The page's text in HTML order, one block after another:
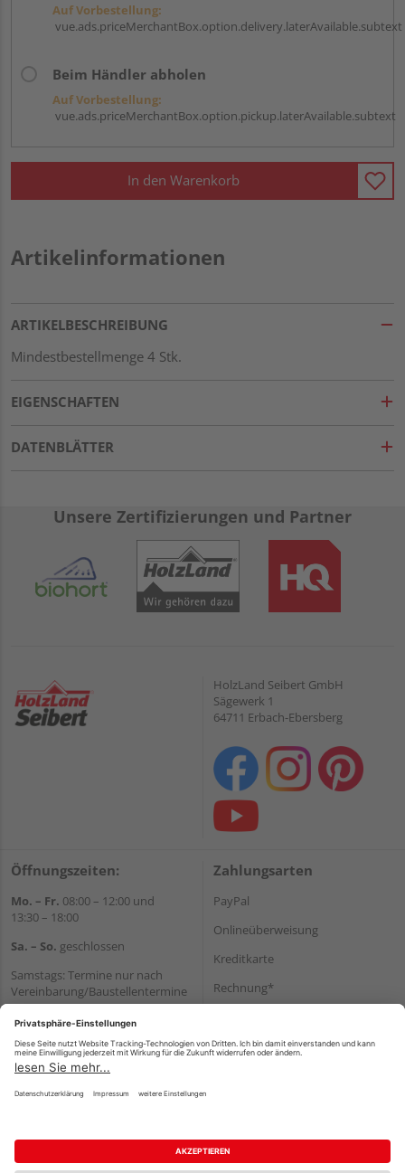
Auf Vorbestellung:
vue.ads.priceMerchantBox.option.delivery.laterAvailable.subtext
Beim Händler abholen
Auf Vorbestellung:
vue.ads.priceMerchantBox.option.pickup.laterAvailable.subtext
In den Warenkorb
Artikelinformationen
ARTIKELBESCHREIBUNG
Mindestbestellmenge 4 Stk.
EIGENSCHAFTEN
DATENBLÄTTER
Unsere Zertifizierungen und Partner
HolzLand Seibert GmbH
Sägewerk 1
64711 Erbach-Ebersberg
Öffnungszeiten:
Mo. – Fr. 08:00 – 12:00 und
13:30 – 18:00
Sa. – So. geschlossen
Samstags: Termine nur nach
Vereinbarung/Baustellentermine
Wir helfen Ihnen gerne
weiter
Tel.:+49 6062 956180
E-Mail:shop@holzland-seibert.de
Zahlungsarten
PayPal
Onlineüberweisung
Kreditkarte
Rechnung*
Versand
Impressum AGB Widerruf
Datenschutz
Reservierungsbedingungen
Vertrag widerrufen